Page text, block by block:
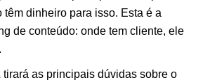
têm dinheiro para isso. Esta é a
de conteúdo: onde tem cliente, ele
tirará as principais dúvidas sobre o